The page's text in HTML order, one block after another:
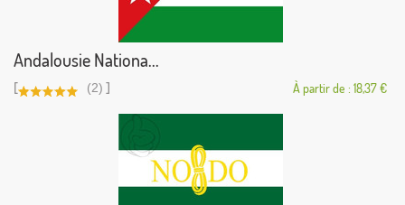
Andalousie Nationa...
[ (2) ] À partir de : 18,37 €